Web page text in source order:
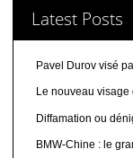
Latest Posts
Pavel Durov visé
Le nouveau
Diffamation ou
BMW-Chine : le